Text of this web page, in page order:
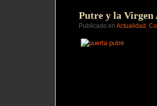
Putre y la Virgen
Publicado en Actualidad ,